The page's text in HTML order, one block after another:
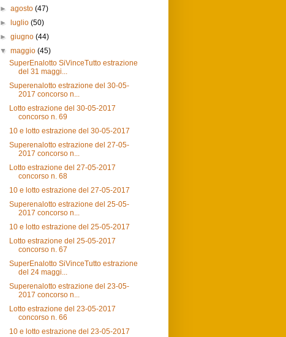
►agosto(47)
►
luglio(50)
►giugno(44)
▼maggio(45)
SuperEnalotto SiVinceTutto estrazione
del 31 maggi...
Superenalotto estrazione del 30-05-
2017 concorso n...
Lotto estrazione del 30-05-2017
concorso n. 69
10 e lotto estrazione del 30-05-2017
Superenalotto estrazione del 27-05-
2017 concorso n...
Lotto estrazione del 27-05-2017
concorso n. 68
10 e lotto estrazione del 27-05-2017
Superenalotto estrazione del 25-05-
2017 concorso n...
10 e lotto estrazione del 25-05-2017
Lotto estrazione del 25-05-2017
concorso n. 67
SuperEnalotto SiVinceTutto estrazione
del 24 maggi...
Superenalotto estrazione del 23-05-
2017 concorso n...
Lotto estrazione del 23-05-2017
concorso n. 66
10 e lotto estrazione del 23-05-2017